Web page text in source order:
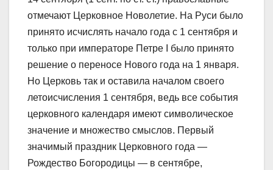
отмечают Церковное Новолетие. На Руси было
принято исчислять начало года с 1 сентября и
только при императоре Петре I было принято
решение о переносе Нового года на 1 января.
Но Церковь так и оставила началом своего
летоисчисления 1 сентября, ведь все события
церковного календаря имеют символическое
значение и множество смыслов. Первый
значимый праздник Церковного года —
Рождество Богородицы — в сентябре,